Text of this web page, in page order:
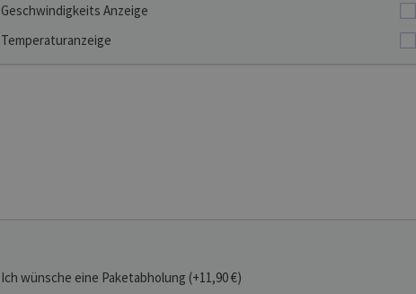
Geschwindigkeits Anzeige
Temperaturanzeige
Ich wünsche eine Paketabholung (+11,90 €)